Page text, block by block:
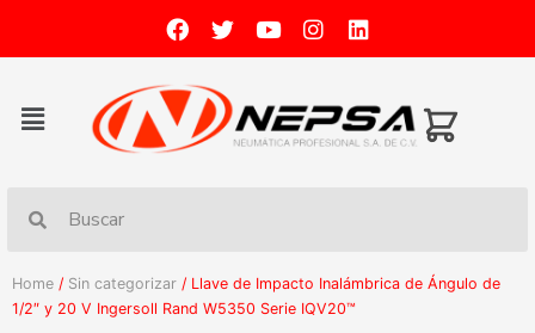
Home / Sin categorizar / Llave de Impacto Inalámbrica de Ángulo de
1/2″ y 20 V Ingersoll Rand W5350 Serie IQV20™